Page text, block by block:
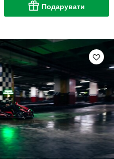
Подарувати